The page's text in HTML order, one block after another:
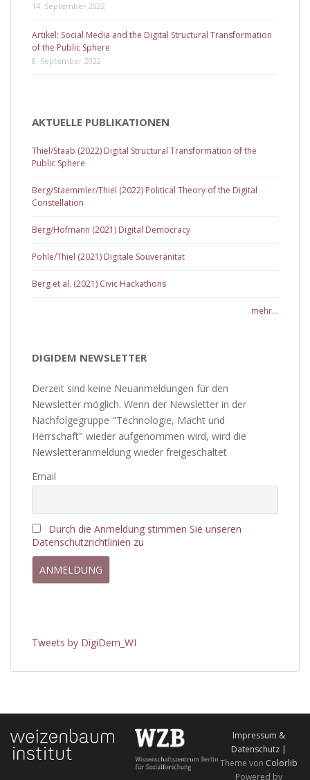
14. September 2022
Artikel: Social Media and the Digital Structural Transformation
of the Public Sphere
8. September 2022
AKTUELLE PUBLIKATIONEN
Thiel/Staab (2022) Digital Structural Transformation of the
Public Sphere
Berg/Staemmler/Thiel (2022) Political Theory of the Digital
Constellation
Berg/Hofmann (2021) Digital Democracy
Pohle/Thiel (2021) Digitale Souveränität
Berg et al. (2021) Civic Hackathons
mehr...
DIGIDEM NEWSLETTER
Derzeit sind keine Neuanmeldungen für den
Newsletter möglich. Wenn der Newsletter in der
Nachfolgegruppe "Technologie, Macht und
Herrschaft" wieder aufgenommen wird, wird die
Newsletteranmeldung wieder freigeschaltet
Email
Durch die Anmeldung stimmen Sie unseren
Datenschutzrichtlinien zu
Tweets by DigiDem_WI
Impressum &
Datenschutz |
Theme von Colorlib
Powered by